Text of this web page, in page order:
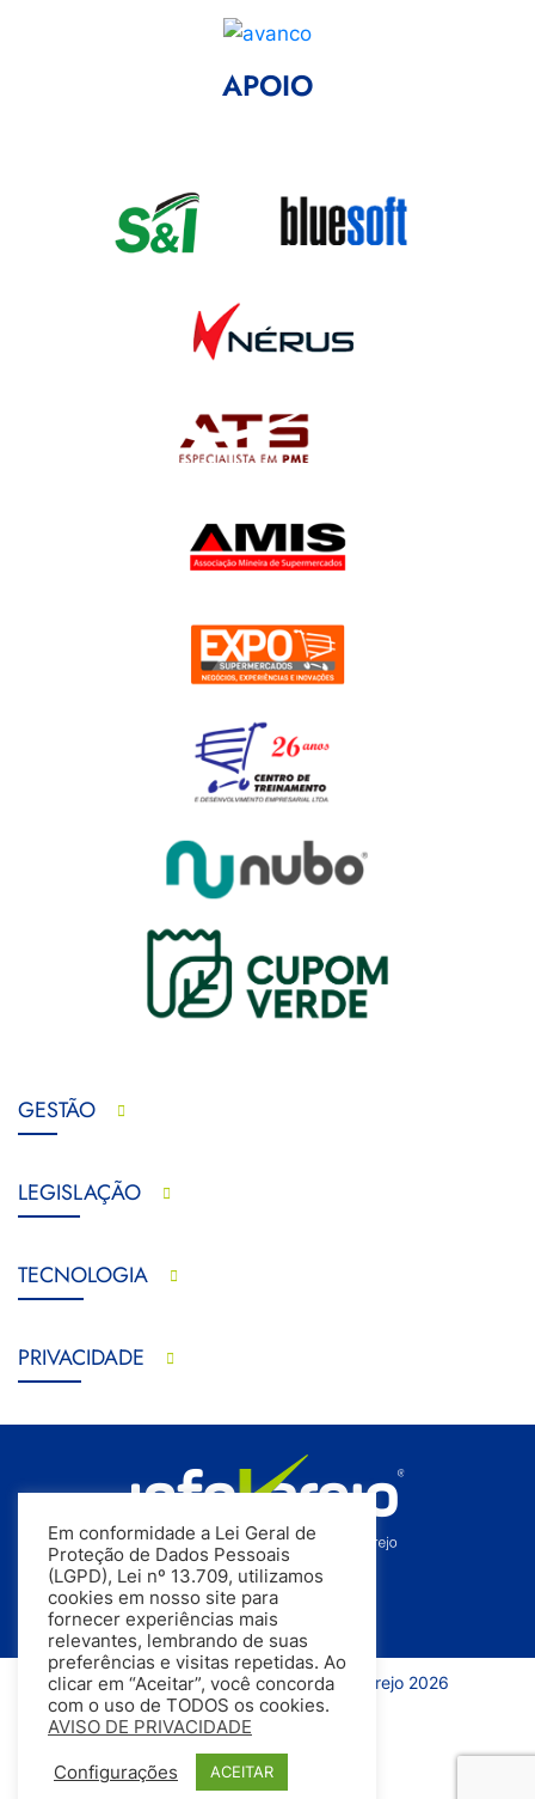
APOIO
GESTÃO
LEGISLAÇÃO
TECNOLOGIA
PRIVACIDADE
Todos os direitos reservados | InfoVarejo 2026
Em conformidade a Lei Geral de
Proteção de Dados Pessoais
(LGPD), Lei nº 13.709, utilizamos
cookies em nosso site para
fornecer experiências mais
relevantes, lembrando de suas
preferências e visitas repetidas. Ao
clicar em “Aceitar”, você concorda
com o uso de TODOS os cookies.
AVISO DE PRIVACIDADE
Configurações ACEITAR